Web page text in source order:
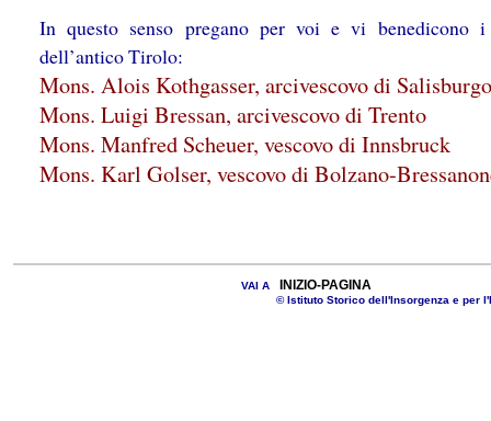
In questo senso pregano per voi e vi benedicono i
dell’antico Tirolo:
Mons. Alois Kothgasser, arcivescovo di Salisburgo
Mons. Luigi Bressan, arcivescovo di Trento
Mons. Manfred Scheuer, vescovo di Innsbruck
Mons. Karl Golser, vescovo di Bolzano-
VAI A INIZIO-PAGINA
© Istituto Storico dell'Insorgenza e per